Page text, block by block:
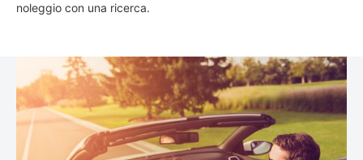
noleggio con una ricerca.